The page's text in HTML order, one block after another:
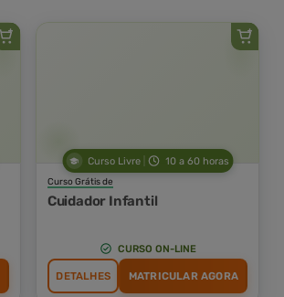
Curso Livre 10 a 60 horas
Curso Grátis de
Cuidador Infantil
CURSO ON-LINE
DETALHES MATRICULAR AGORA